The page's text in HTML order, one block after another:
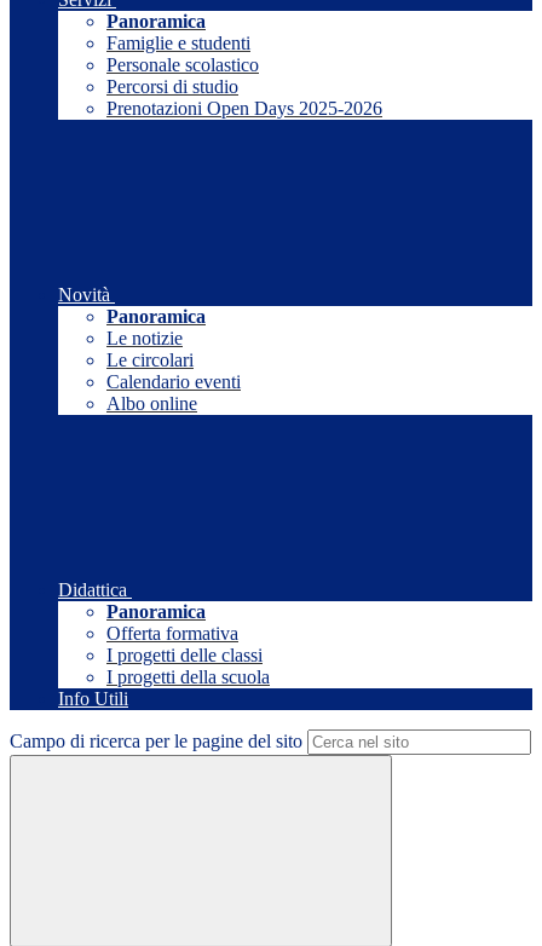
Panoramica
Famiglie e studenti
Personale scolastico
Percorsi di studio
Prenotazioni Open Days 2025-2026
Novità
Panoramica
Le notizie
Le circolari
Calendario eventi
Albo online
Didattica
Panoramica
Offerta formativa
I progetti delle classi
I progetti della scuola
Info Utili
Campo di ricerca per le pagine del sito